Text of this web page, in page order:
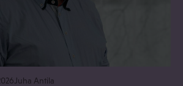
Juha Antila